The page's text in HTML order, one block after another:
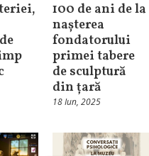
100 de ani de la
nașterea
fondatorului
primei tabere
de sculptură
din țară
18 Iun, 2025